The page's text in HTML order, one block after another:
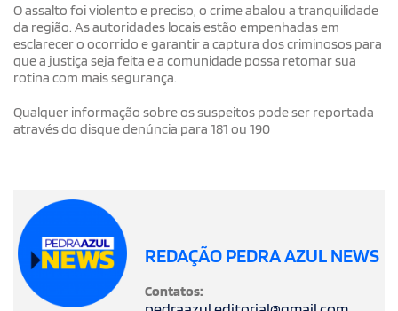
O assalto foi violento e preciso, o crime abalou a tranquilidade
da região. As autoridades locais estão empenhadas em
esclarecer o ocorrido e garantir a captura dos criminosos para
que a justiça seja feita e a comunidade possa retomar sua
rotina com mais segurança.
Qualquer informação sobre os suspeitos pode ser reportada
através do disque denúncia para 181 ou 190
REDAÇÃO PEDRA AZUL NEWS
Contatos: